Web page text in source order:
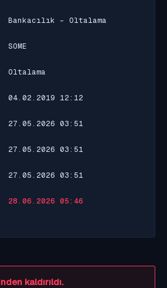
Bankacılık - Oltalama
SOME
Oltalama
04.02.2019 12:12
27.05.2026 03:51
27.05.2026 03:51
27.05.2026 03:51
28.06.2026 05:46
kaldırıldı.